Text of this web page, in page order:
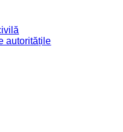
autoritățile